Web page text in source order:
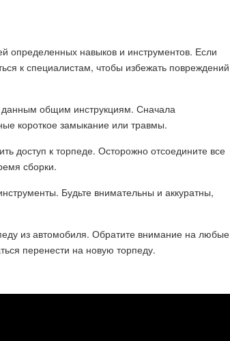
навыков и инструментов. Если
к специалистам, чтобы избежать повреждений
данным общим инструкциям. Сначала
короткое замыкание или травмы.
доступ к торпеде. Осторожно отсоедините все
сборки.
Будьте внимательны и аккуратны,
из автомобиля. Обратите внимание на любые
перенести на новую торпеду.